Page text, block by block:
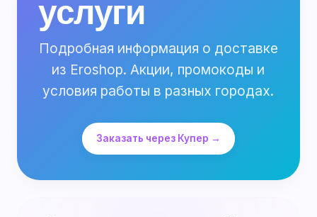
услуги
Подробная информация о доставке
из Eroshop. Акции, промокоды и
условия работы в разных городах.
Заказать через Купер →